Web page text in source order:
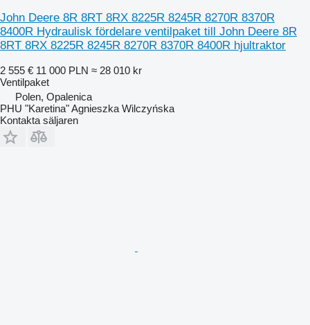
John Deere 8R 8RT 8RX 8225R 8245R 8270R 8370R
8400R Hydraulisk fördelare ventilpaket till John Deere 8R
8RT 8RX 8225R 8245R 8270R 8370R 8400R hjultraktor
2 555 € 11 000 PLN ≈ 28 010 kr
Ventilpaket
Polen, Opalenica
PHU "Karetina" Agnieszka Wilczyńska
Kontakta säljaren